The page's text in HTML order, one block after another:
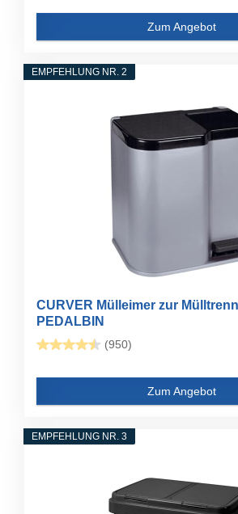
Zum Angebot
EMPFEHLUNG NR. 2
CURVER Mülleimer zur
PEDALBIN
(950)
Zum Angebot
EMPFEHLUNG NR. 3